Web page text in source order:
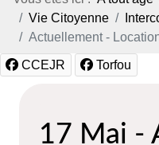
Vie Citoyenne
Actuellement -
CCEJR Torfou
17 Mai -